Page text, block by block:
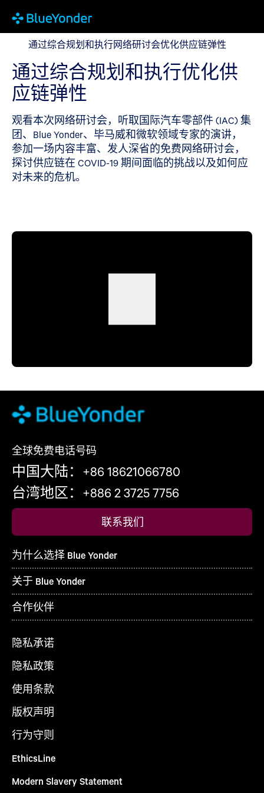
通过综合规划和执行网络研讨会优化供应链弹性
通过综合规划和执行网络研讨会优化供应链弹性
通过综合规划和执行优化供
应链弹性
观看本次网络研讨会，听取国际汽车零部件 (IAC) 集
团、Blue Yonder、毕马威和微软领域专家的演讲，
参加一场内容丰富、发人深省的免费网络研讨会，
探讨供应链在 COVID-19 期间面临的挑战以及如何应
对未来的危机。
全球免费电话号码
中国大陆：+86 18621066780
台湾地区：+886 2 3725 7756
联系我们
为什么选择 Blue Yonder
关于 Blue Yonder
合作伙伴
隐私承诺
隐私政策
使用条款
版权声明
行为守则
EthicsLine
Modern Slavery Statement